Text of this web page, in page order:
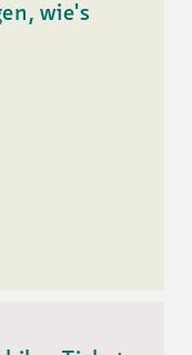
wie's